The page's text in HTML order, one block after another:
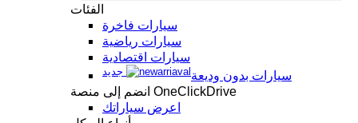
الفئات
سيارات فاخرة
سيارات رياضية
سيارات اقتصادية
سيارات بدون وديعة
جديد
انضم إلى منصة OneClickDrive
اعرض سياراتك